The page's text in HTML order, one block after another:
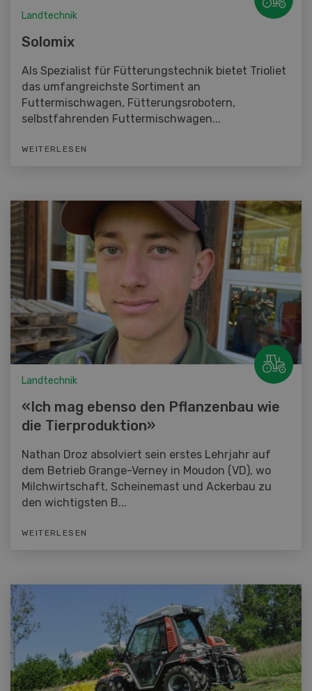
Landtechnik
Solomix
Als Spezialist für Fütterungstechnik bietet Trioliet
das umfangreichste Sortiment an
Futtermischwagen, Fütterungsrobotern,
selbstfahrenden Futtermischwagen...
WEITERLESEN
Landtechnik
«Ich mag ebenso den Pflanzenbau wie
die Tierproduktion»
Nathan Droz absolviert sein erstes Lehrjahr auf
dem Betrieb Grange-Verney in Moudon (VD), wo
Milchwirtschaft, Scheinemast und Ackerbau zu
den wichtigsten B...
WEITERLESEN